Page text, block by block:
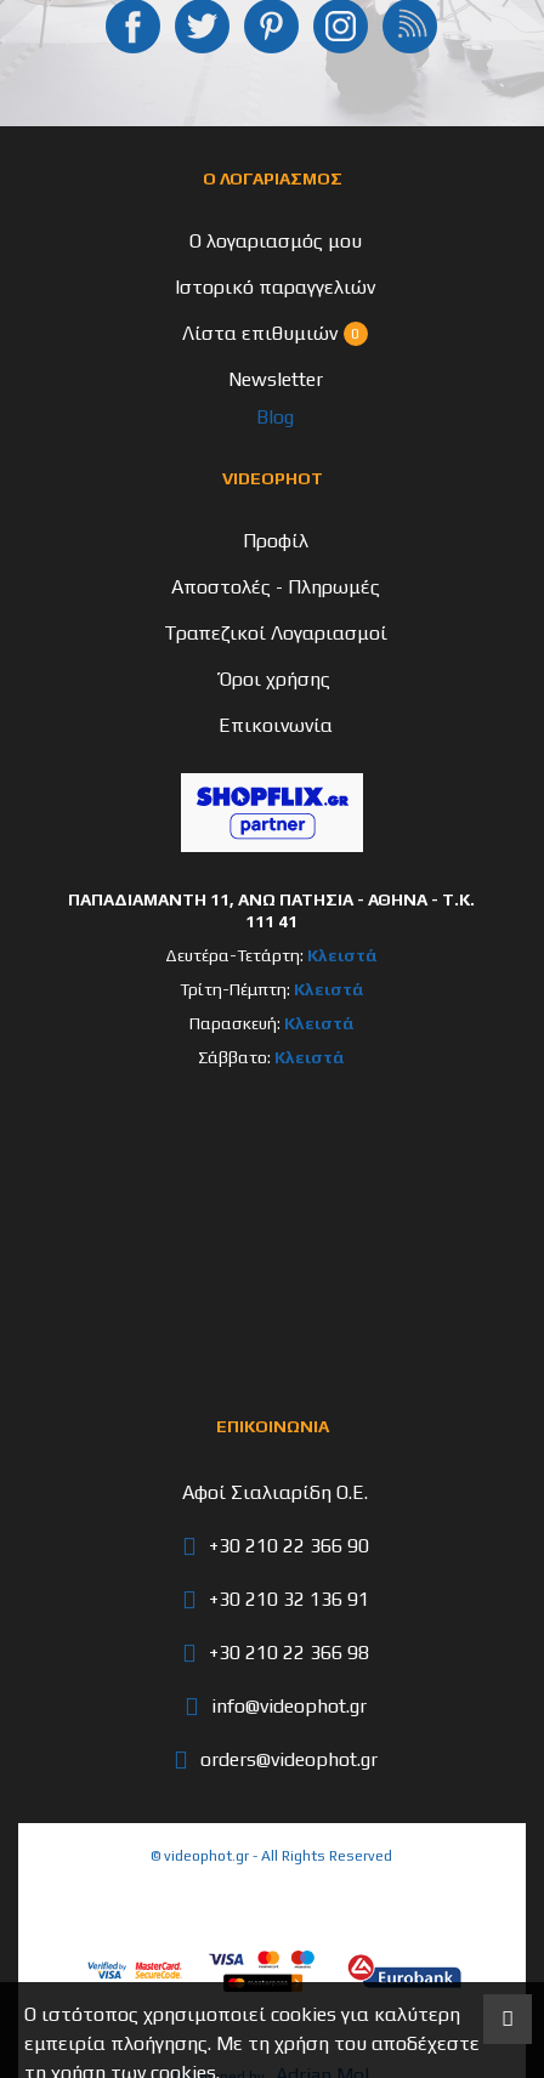
Ο ΛΟΓΑΡΙΑΣΜΟΣ
Ο λογαριασμός μου
Ιστορικό παραγγελιών
Λίστα επιθυμιών
0
Newsletter
Blog
VIDEOPHOT
Προφίλ
Αποστολές - Πληρωμές
Τραπεζικοί Λογαριασμοί
Όροι χρήσης
Επικοινωνία
ΠΑΠΑΔΙΑΜΑΝΤΗ 11, ΑΝΩ ΠΑΤΗΣΙΑ - ΑΘΗΝΑ - Τ.Κ.
111 41
Δευτέρα-Τετάρτη: Κλειστά
Τρίτη-Πέμπτη: Κλειστά
Παρασκευή: Κλειστά
Σάββατο: Κλειστά
ΕΠΙΚΟΙΝΩΝΙΑ
Αφοί Σιαλιαρίδη Ο.Ε.
+30 210 22 366 90
+30 210 32 136 91
+30 210 22 366 98
info@videophot.gr
orders@videophot.gr
© videophot.gr - All Rights Reserved
Ο ιστότοπος χρησιμοποιεί cookies για καλύτερη
εμπειρία πλοήγησης. Με τη χρήση του αποδέχεστε
τη χρήση των cookies.